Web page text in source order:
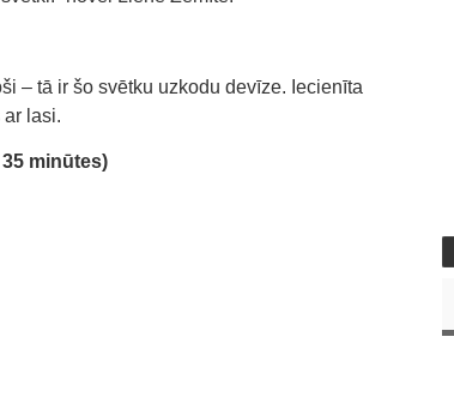
– tā ir šo svētku uzkodu devīze. Iecienīta
lasi.
minūtes)